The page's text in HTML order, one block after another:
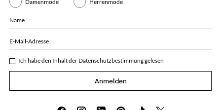
Damenmode Herrenmode
Name
E-Mail-Adresse
Ich habe den Inhalt der Datenschutzbestimmunggelesen
Anmelden